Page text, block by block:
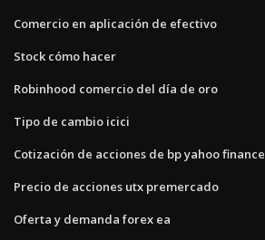
Comercio en aplicación de efectivo
Stock cómo hacer
Robinhood comercio del día de oro
Tipo de cambio icici
Cotización de acciones de bp yahoo finance
Precio de acciones utx premercado
Oferta y demanda forex ea